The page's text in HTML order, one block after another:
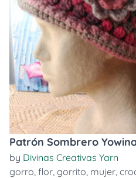
Patrón Sombrero
by Divinas Creativas Yarn
gorro, flor, gorrito, mujer,